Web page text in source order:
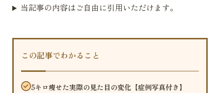
当記事の内容はご自由に引用いただけます。
この記事でわかること
5キロ痩せた実際の見た目の変化【症例写真付き】